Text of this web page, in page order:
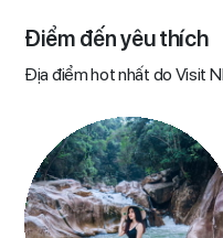
Điểm đến yêu thích​
Địa điểm hot nhất do Visit